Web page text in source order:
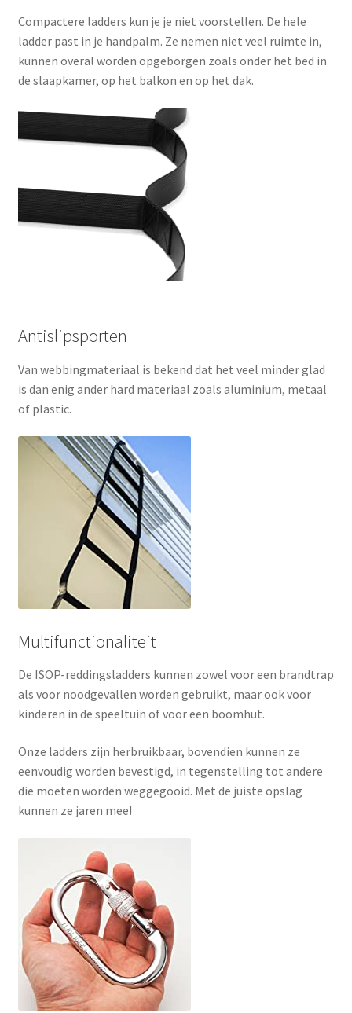
Compactere ladders kun je je niet voorstellen. De hele
ladder past in je handpalm. Ze nemen niet veel ruimte in,
kunnen overal worden opgeborgen zoals onder het bed in
de slaapkamer, op het balkon en op het dak.
Antislipsporten
Van webbingmateriaal is bekend dat het veel minder glad
is dan enig ander hard materiaal zoals aluminium, metaal
of plastic.
Multifunctionaliteit
De ISOP-reddingsladders kunnen zowel voor een brandtrap
als voor noodgevallen worden gebruikt, maar ook voor
kinderen in de speeltuin of voor een boomhut.
Onze ladders zijn herbruikbaar, bovendien kunnen ze
eenvoudig worden bevestigd, in tegenstelling tot andere
die moeten worden weggegooid. Met de juiste opslag
kunnen ze jaren mee!